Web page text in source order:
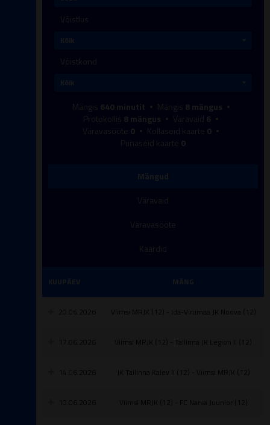
Võistlus
Võistkond
Mängis 640minutit Mängis 8 mängus
Protokollis 8 mängus Väravaid 6
Väravasööte 0 Kollaseid kaarte 0
Punaseid kaarte 0
Mängud
Väravaid
Väravasööte
Kaardid
KUUPÄEV MÄNG
Viimsi MRJK (12) - Ida-Virumaa JK Noova (12)
Viimsi MRJK (12) - Tallinna JK Legion II (12)
14.06.2026 JK Tallinna Kalev II (12) - Viimsi MRJK (12)